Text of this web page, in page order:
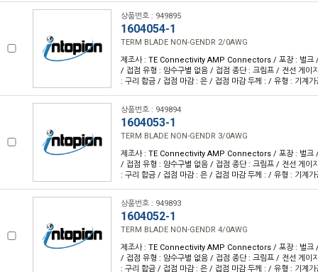
상품번호 : 949895
1604054-1
TERM BLADE NON-GENDR 2/0AWG
제조사 : TE Connectivity AMP Connectors / 포장 : 벌크
/ 접점 유형 : 암수구별 없음 / 접점 종단 : 크림프 / 전선 게이
: 구리 합금 / 접점 마감 : 은 / 접점 마감 두께 : / 유형 : 기계가
상품번호 : 949894
1604053-1
TERM BLADE NON-GENDR 3/0AWG
제조사 : TE Connectivity AMP Connectors / 포장 : 벌크
/ 접점 유형 : 암수구별 없음 / 접점 종단 : 크림프 / 전선 게이
: 구리 합금 / 접점 마감 : 은 / 접점 마감 두께 : / 유형 : 기계가
상품번호 : 949893
1604052-1
TERM BLADE NON-GENDR 4/0AWG
제조사 : TE Connectivity AMP Connectors / 포장 : 벌크
/ 접점 유형 : 암수구별 없음 / 접점 종단 : 크림프 / 전선 게이
: 구리 합금 / 접점 마감 : 은 / 접점 마감 두께 : / 유형 : 기계가